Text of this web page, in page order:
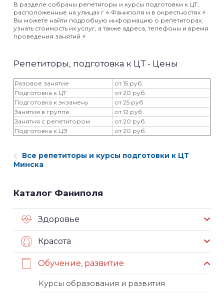
В разделе собраны репетиторы и курсы подготовки к ЦТ,
расположенные на улицах г ⭐️ Фаниполя и в окрестностях ⚡️
Вы можете найти подробную информацию о репетиторах,
узнать стоимость их услуг, а также адреса, телефоны и время
проведения занятий ⚡️
Репетиторы, подготовка к ЦТ - Цены
Разовое занятие
от 15 руб.
Подготовка к ЦТ
от 20 руб.
Подготовка к экзамену
от 25 руб.
Занятия в группе
от 12 руб.
Занятия с репетитором
от 20 руб.
Подготовка к ЦЭ
от 20 руб.
Все репетиторы и курсы подготовки к ЦТ
Минска
Каталог Фаниполя
Здоровье
Красота
Обучение, развитие
Курсы образования и развития